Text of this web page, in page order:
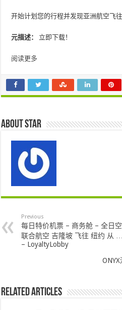
开始计划您的行程并发现亚洲航空飞
元描述： 立即下载！
阅读更多
About star
Previous
每日特价机票 – 商务舱 – 全日
联合航空 吉隆坡 飞往 纽约 从 …
– LoyaltyLobby
Related Articles